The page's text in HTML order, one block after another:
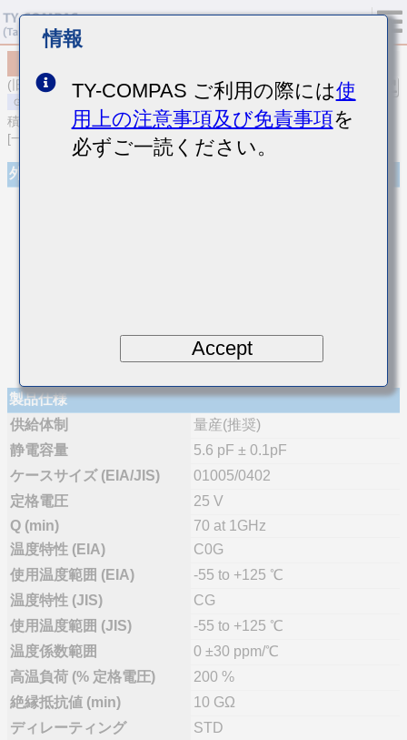
(旧品番 TVS042CG5R6BC-W)
積層セラミックコンデンサ
[一般用 高周波/低損失積層セラミックコンデンサ]
外観
製品仕様
供給体制
量産(推奨)
静電容量
5.6 pF ± 0.1pF
ケースサイズ (EIA/JIS)
01005/0402
定格電圧
25 V
Q (min)
70 at 1GHz
温度特性 (EIA)
C0G
使用温度範囲 (EIA)
-55 to +125 ℃
温度特性 (JIS)
CG
使用温度範囲 (JIS)
-55 to +125 ℃
温度係数範囲
0 ±30 ppm/℃
高温負荷 (% 定格電圧)
200 %
絶縁抵抗値 (min)
10 GΩ
ディレーティング
STD
情報
TY-COMPAS ご利用の際には使
用上の注意事項及び免責事項を
必ずご一読ください。
Accept